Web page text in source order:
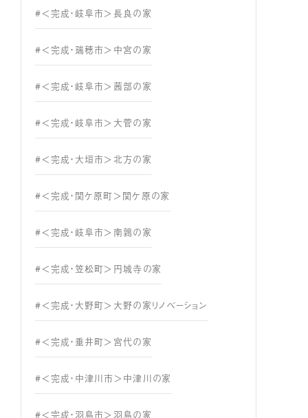
#＜完成・岐阜市＞長良の家
#＜完成・瑞穂市＞中宮の家
#＜完成・岐阜市＞茜部の家
#＜完成・岐阜市＞大菅の家
#＜完成・大垣市＞北方の家
#＜完成・関ケ原町＞関ケ原の家
#＜完成・岐阜市＞南鶉の家
#＜完成・笠松町＞円城寺の家
#＜完成・大野町＞大野の家リノベーション
#＜完成・垂井町＞宮代の家
#＜完成・中津川市＞中津川の家
#＜完成・羽島市＞羽島の家